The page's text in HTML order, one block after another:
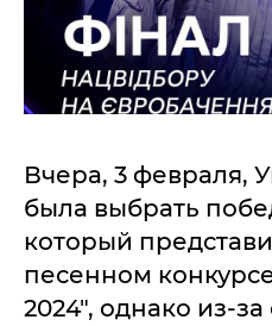
Вчера, 3 февраля,
была выбрать
который
песенном
2024", однако из-